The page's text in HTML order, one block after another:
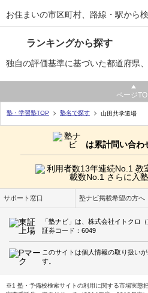
お住まいの市区町村、路線・駅から検
ランキングから探す
独自の評価基準に基づいた都道府県
ページ
塾・学習塾TOP 塾名で探す 山田共学道場
は累計問い合わ
サポート窓口 塾ナビ掲載希望の方へ
「塾ナビ」は、株式会社イトクロ
証券コード：6049
このサイトは個人情報の取り扱い
す。
※1 塾・予備校検索サイトの利用に関する市場実態